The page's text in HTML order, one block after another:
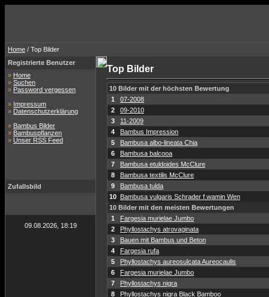
Home / Top Bilder
Registrierte Benutzer
» Home
» Suchen
» Password vergessen
» Impressum
» Datenschutzerklärung
» Bambus Bilder
» Bambuspflanzen
» Unser RSS Feed
Zufallsbild
09.08.2026, 18:19
Top Bilder
10 Bilder mit der höchsten Bewertung
1
07-2008
2
09-2010
3
11-2009
4
Bambus Impression
5
Bambusa albo-lineata Chia
6
Bambusa balcooa
7
Bambusa etuldoides McClure
8
Bambusa textilis McClure
9
Bambusa tulda
10 Bambusa vulgaris Schrader f.wamin Wen
10 Bilder mit den meisten Bewertungen
1
Fargesia murielae Jumbo
2
Phyllostachys atrovaginata
3
Bauen mit Bambus und Beton
4
Fargesia rufa
5
Phyllostachys aureosulcata Aureocaulis
6
Fargesia murielae Jumbo
7
Phyllostachys nigra
8
Phyllostachys nigra Black Bamboo